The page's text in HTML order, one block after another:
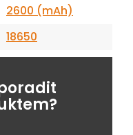
2600 (mAh)
18650